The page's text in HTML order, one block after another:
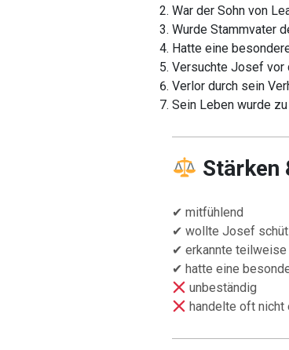
War der Sohn von
Wurde Stammvater
Hatte eine
Versuchte Josef vor
Verlor durch sein
Sein Leben wurde
Stärken
✔ mitfühlend
✔ wollte Josef
✔ erkannte teilweise
✔ hatte eine
unbeständig
handelte oft